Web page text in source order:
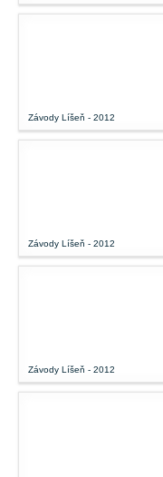
Závody Líšeň - 2012
Závody Líšeň - 2012
Závody Líšeň - 2012